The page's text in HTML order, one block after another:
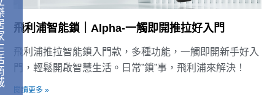
飛利浦智能鎖｜Alpha-一觸即開推拉好入門
飛利浦推拉智能鎖入門款，多種功能，一觸即開新手好入
門，輕鬆開啟智慧生活。日常”鎖”事，飛利浦來解決！
閱讀更多 »